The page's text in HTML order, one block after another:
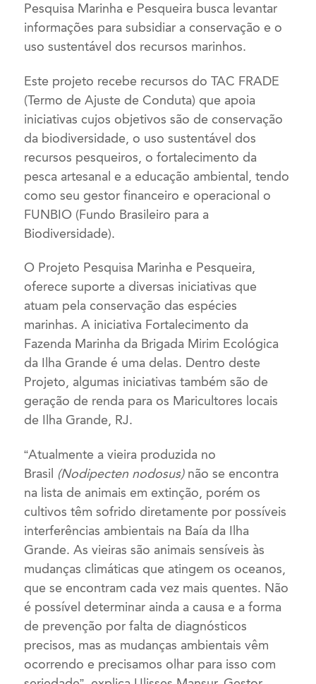
Pesquisa Marinha e Pesqueira busca levantar
informações para subsidiar a conservação e o
uso sustentável dos recursos marinhos.
Este projeto recebe recursos do TAC FRADE
(Termo de Ajuste de Conduta) que apoia
iniciativas cujos objetivos são de conservação
da biodiversidade, o uso sustentável dos
recursos pesqueiros, o fortalecimento da
pesca artesanal e a educação ambiental, tendo
como seu gestor financeiro e operacional o
FUNBIO (Fundo Brasileiro para a
Biodiversidade).
O Projeto Pesquisa Marinha e Pesqueira,
oferece suporte a diversas iniciativas que
atuam pela conservação das espécies
marinhas. A iniciativa Fortalecimento da
Fazenda Marinha da Brigada Mirim Ecológica
da Ilha Grande é uma delas. Dentro deste
Projeto, algumas iniciativas também são de
geração de renda para os Maricultores locais
de Ilha Grande, RJ.
“Atualmente a vieira produzida no
Brasil (Nodipecten nodosus)não se encontra
na lista de animais em extinção, porém os
cultivos têm sofrido diretamente por possíveis
interferências ambientais na Baía da Ilha
Grande. As vieiras são animais sensíveis às
mudanças climáticas que atingem os oceanos,
que se encontram cada vez mais quentes. Não
é possível determinar ainda a causa e a forma
de prevenção por falta de diagnósticos
precisos, mas as mudanças ambientais vêm
ocorrendo e precisamos olhar para isso com